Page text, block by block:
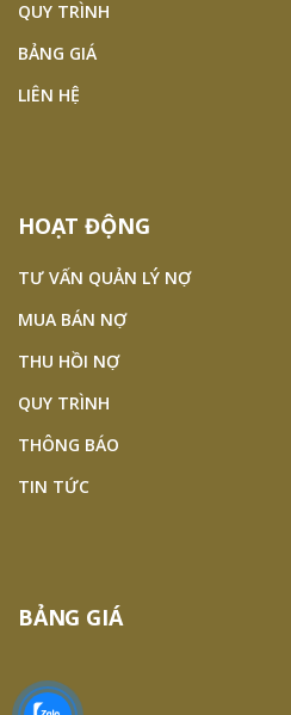
QUY TRÌNH
BẢNG GIÁ
LIÊN HỆ
HOẠT ĐỘNG
TƯ VẤN QUẢN LÝ NỢ
MUA BÁN NỢ
THU HỒI NỢ
QUY TRÌNH
THÔNG BÁO
TIN TỨC
BẢNG GIÁ